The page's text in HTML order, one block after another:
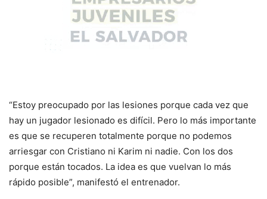
“Estoy preocupado por las lesiones porque cada vez que
hay un jugador lesionado es difícil. Pero lo más importante
es que se recuperen totalmente porque no podemos
arriesgar con Cristiano ni Karim ni nadie. Con los dos
porque están tocados. La idea es que vuelvan lo más
rápido posible”, manifestó el entrenador.